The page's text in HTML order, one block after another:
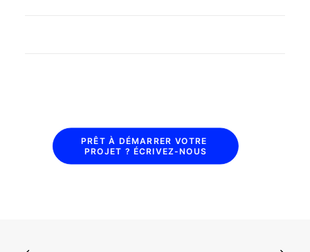
PRÊT À DÉMARRER VOTRE
PROJET ? ÉCRIVEZ-NOUS